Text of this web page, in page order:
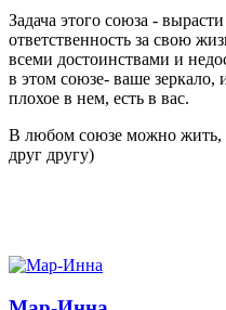
Задача этого союза -
ответственность за свою
всеми достоинствами и
в этом союзе- ваше зеркало,
плохое в нем, есть в вас.
В любом союзе можно жить,
друг другу)